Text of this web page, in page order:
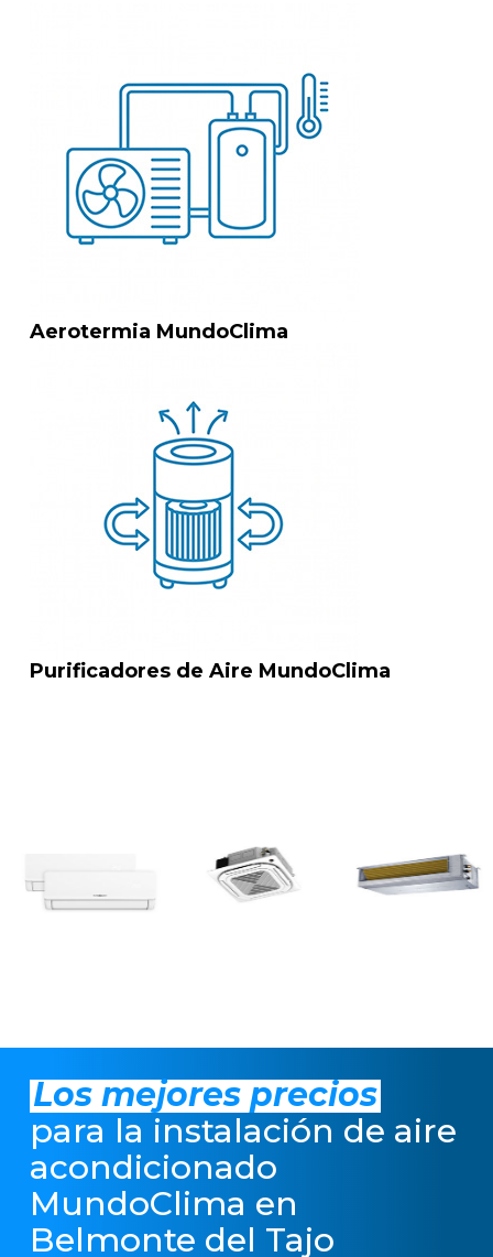
Aerotermia MundoClima
Purificadores de Aire MundoClima
Los mejores precios
para la instalación de aire
acondicionado
MundoClima en
Belmonte del Tajo